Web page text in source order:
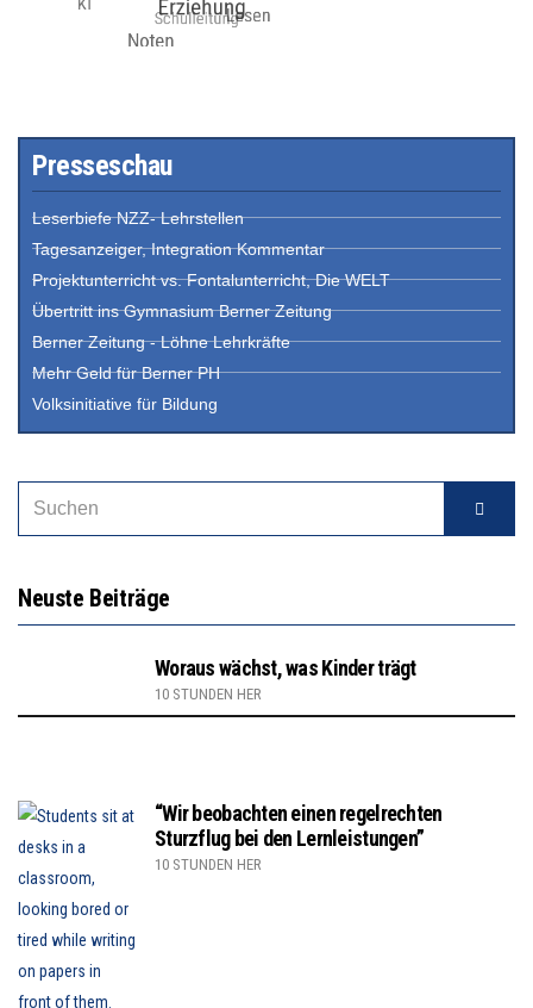
Presseschau
Leserbiefe NZZ- Lehrstellen
Tagesanzeiger, Integration Kommentar
Projektunterricht vs. Fontalunterricht, Die WELT
Übertritt ins Gymnasium Berner Zeitung
Berner Zeitung - Löhne Lehrkräfte
Mehr Geld für Berner PH
Volksinitiative für Bildung
Neuste Beiträge
Woraus wächst, was Kinder trägt
10 STUNDEN HER
“Wir beobachten einen regelrechten
Sturzflug bei den Lernleistungen”
10 STUNDEN HER